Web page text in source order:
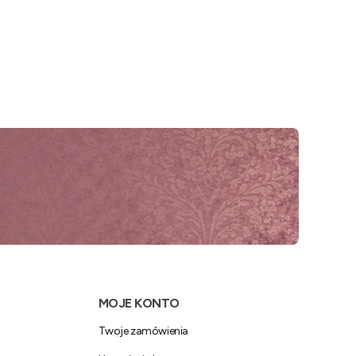
MOJE KONTO
Twoje zamówienia